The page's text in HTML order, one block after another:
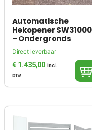
Automatische
Hekopener SW31000
– Ondergronds
Direct leverbaar
€ 1.435,00 incl.
btw